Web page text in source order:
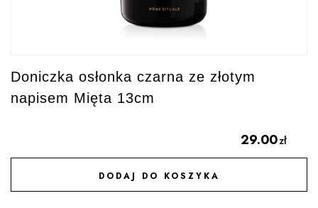
Doniczka osłonka czarna ze złotym
napisem Mięta 13cm
29.00zł
DODAJ DO KOSZYKA
DODAJ DO ULUBIONYCH